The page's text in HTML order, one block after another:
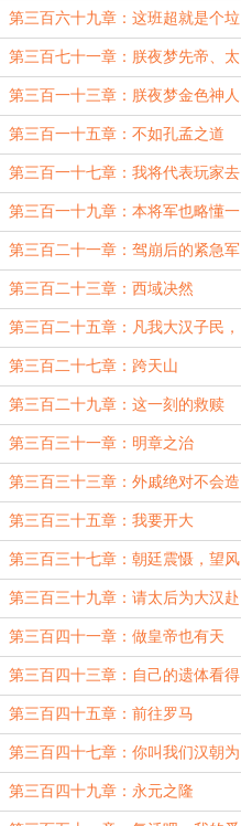
第三百六十九章：这班超就是个垃
圾
第三百七十一章：朕夜梦先帝、太
后如平生欢
第三百一十三章：朕夜梦金色神人
第三百一十五章：不如孔孟之道
第三百一十七章：我将代表玩家去
找佛教辩论
第三百一十九章：本将军也略懂一
些拳脚
第三百二十一章：驾崩后的紧急军
情
第三百二十三章：西域决然
第三百二十五章：凡我大汉子民，
虽远必救
第三百二十七章：跨天山
第三百二十九章：这一刻的救赎
第三百三十一章：明章之治
第三百三十三章：外戚绝对不会造
反！
第三百三十五章：我要开大
第三百三十七章：朝廷震慑，望风
随旨，无敢违者
第三百三十九章：请太后为大汉赴
死
第三百四十一章：做皇帝也有天
赋？
第三百四十三章：自己的遗体看得
多了也就麻木了
第三百四十五章：前往罗马
第三百四十七章：你叫我们汉朝为
丝之国？
第三百四十九章：永元之隆